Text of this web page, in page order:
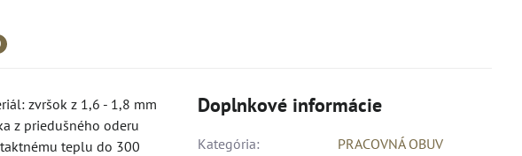
zvršok z 1,6 - 1,8 mm
z priedušného oderu
teplu do 300
Doplnkové informácie
Kategória: PRACOVNÁ OBUV